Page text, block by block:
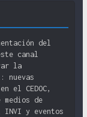
del
canal
la
nuevas
el CEDOC,
de
INVI y eventos